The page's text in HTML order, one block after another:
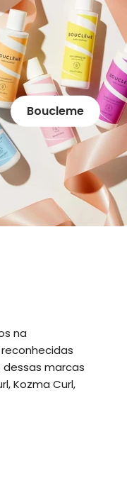
Boucleme
na
marcas
Kozma Curl,